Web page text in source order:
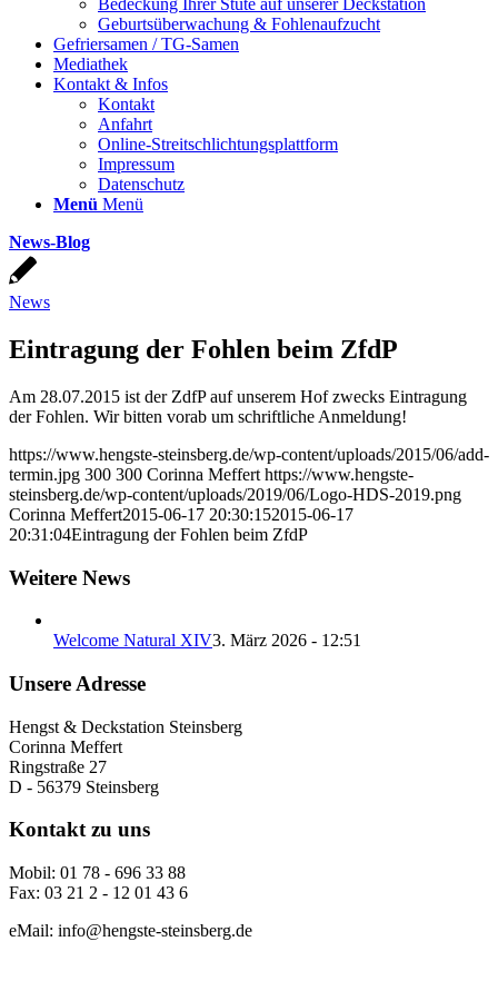
Bedeckung Ihrer Stute auf unserer Deckstation
Geburtsüberwachung & Fohlenaufzucht
Gefriersamen / TG-Samen
Mediathek
Kontakt & Infos
Kontakt
Anfahrt
Online-Streitschlichtungsplattform
Impressum
Datenschutz
Menü Menü
News-Blog
News
Eintragung der Fohlen beim ZfdP
Am 28.07.2015 ist der ZdfP auf unserem Hof zwecks Eintragung
der Fohlen. Wir bitten vorab um schriftliche Anmeldung!
https://www.hengste-steinsberg.de/wp-content/uploads/2015/06/add-
termin.jpg 300 300 Corinna Meffert https://www.hengste-
steinsberg.de/wp-content/uploads/2019/06/Logo-HDS-2019.png
Corinna Meffert2015-06-17 20:30:152015-06-17
20:31:04Eintragung der Fohlen beim ZfdP
Weitere News
Welcome Natural XIV3. März 2026 - 12:51
Unsere Adresse
Hengst & Deckstation Steinsberg
Corinna Meffert
Ringstraße 27
D - 56379 Steinsberg
Kontakt zu uns
Mobil: 01 78 - 696 33 88
Fax: 03 21 2 - 12 01 43 6
eMail: info@hengste-steinsberg.de